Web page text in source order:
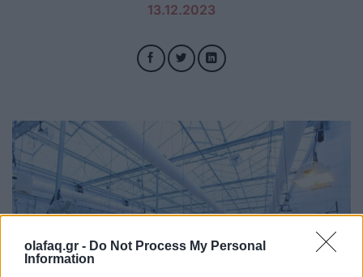
olafaq.gr - Do Not Process My Personal
Information
13.12.2023